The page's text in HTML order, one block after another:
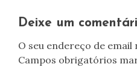
artigos
Deixe um
O seu endereço de email
Campos obrigatórios